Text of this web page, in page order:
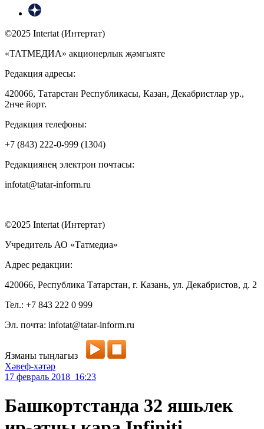
©2025 Intertat (Интертат)
«ТАТМЕДИА» акционерлык җәмгыяте
Редакция адресы:
420066, Татарстан Республикасы, Казан, Декабристлар ур.,
2нче йорт.
Редакция телефоны:
+7 (843) 222-0-999 (1304)
Редакциянең электрон почтасы:
infotat@tatar-inform.ru
©2025 Intertat (Интертат)
Учредитель АО «Татмедиа»
Адрес редакции:
420066, Республика Татарстан, г. Казань, ул. Декабристов, д. 2
Тел.: +7 843 222 0 999
Эл. почта: infotat@tatar-inform.ru
Язманы тыңлагыз
Хәвеф-хәтәр
17 февраль 2018 16:23
Башкортстанда 32 яшьлек